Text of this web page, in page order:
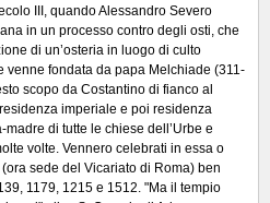
III, quando Alessandro Severo
in un processo contro degli osti, che
di un’osteria in luogo di culto
venne fondata da papa Melchiade (311-
scopo da Costantino di fianco al
imperiale e poi residenza
di tutte le chiese dell’Urbe e
volte. Vennero celebrati in essa o
sede del Vicariato di Roma) ben
1179, 1215 e 1512. "Ma il tempio